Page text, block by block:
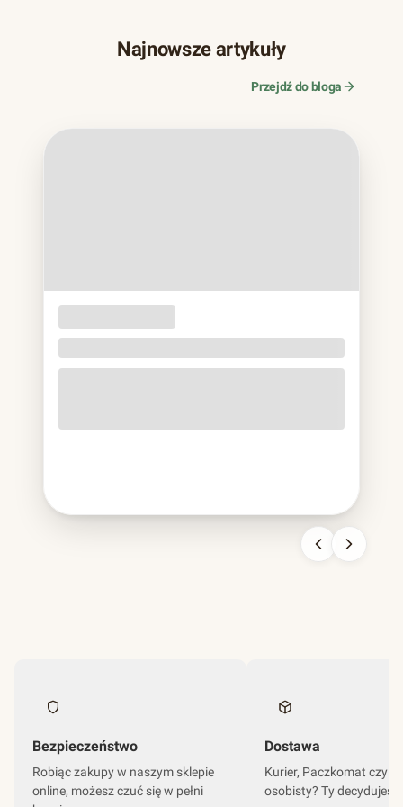
Najnowsze artykuły
Przejdź do bloga
JEDNORAZOWE
lukru
sztywniejsza od plastikowej, nie do pomylenia z niczym
Bezpieczeństwo
Robiąc zakupy w naszym sklepie
online, możesz czuć się w pełni
Dostawa
Kurier, Paczkomat czy
osobisty? Ty decydujesz.